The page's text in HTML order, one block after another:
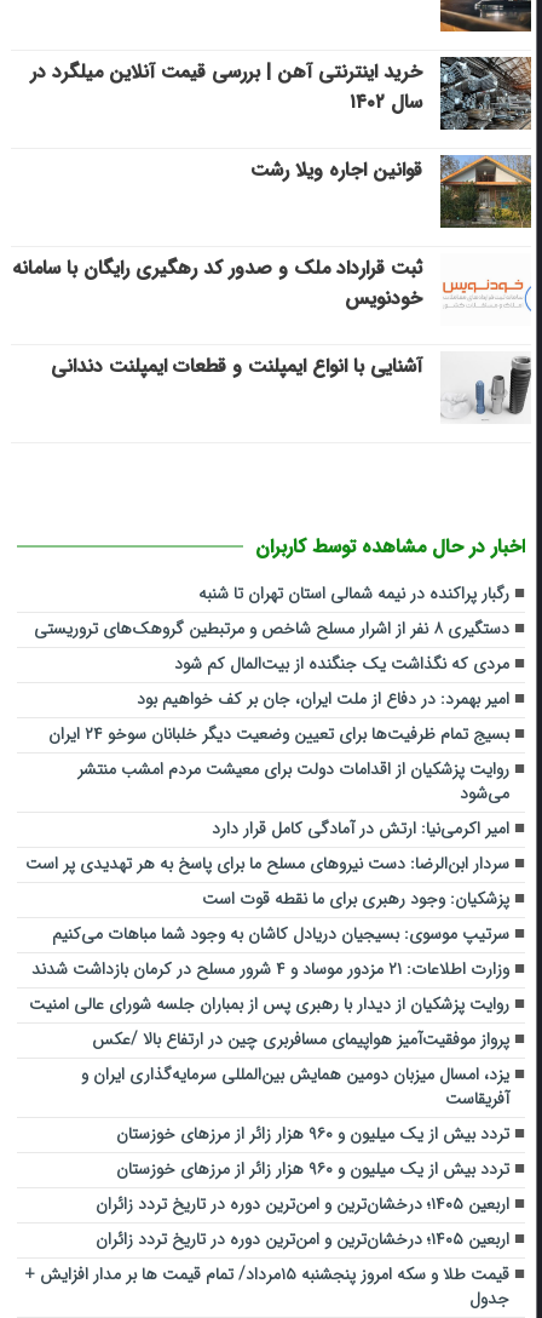
خرید اینترنتی آهن | بررسی قیمت آنلاین میلگرد در
سال ۱۴۰۲
قوانین اجاره ویلا رشت
ثبت قرارداد ملک و صدور کد رهگیری رایگان با سامانه
خودنویس
آشنایی با انواع ایمپلنت و قطعات ایمپلنت دندانی
اخبار در حال مشاهده توسط کاربران
رگبار پراکنده در نیمه شمالی استان تهران تا شنبه
دستگیری ۸ نفر از اشرار مسلح شاخص و مرتبطین گروهک‌های تروریستی
مردی که نگذاشت یک جنگنده از بیت‌المال کم شود
امیر بهمرد: در دفاع از ملت ایران، جان بر کف خواهیم بود
بسیج تمام ظرفیت‌ها برای تعیین وضعیت دیگر خلبانان سوخو ۲۴ ایران
روایت پزشکیان از اقدامات دولت برای معیشت مردم امشب منتشر
می‌شود
امیر اکرمی‌نیا: ارتش در آمادگی کامل قرار دارد
سردار ابن‌الرضا: دست نیروهای مسلح ما برای پاسخ به هر تهدیدی پر است
پزشکیان: وجود رهبری برای ما نقطه قوت است
سرتیپ موسوی: بسیجیان دریادل کاشان به وجود شما مباهات می‌کنیم
وزارت اطلاعات: ۲۱ مزدور موساد و ۴ شرور مسلح در کرمان بازداشت شدند
روایت پزشکیان از دیدار با رهبری پس از بمباران جلسه شورای عالی امنیت
پرواز موفقیت‌آمیز هواپیمای مسافربری چین در ارتفاع بالا /عکس
یزد، امسال میزبان دومین همایش بین‌المللی سرمایه‌گذاری ایران و
آفریقاست
تردد بیش از یک میلیون و ۹۶۰ هزار زائر از مرزهای خوزستان
تردد بیش از یک میلیون و ۹۶۰ هزار زائر از مرزهای خوزستان
اربعین ۱۴۰۵؛ درخشان‌ترین و امن‌ترین دوره در تاریخ تردد زائران
اربعین ۱۴۰۵؛ درخشان‌ترین و امن‌ترین دوره در تاریخ تردد زائران
قیمت طلا و سکه امروز پنجشنبه ۱۵مرداد/ تمام قیمت ها بر مدار افزایش +
جدول